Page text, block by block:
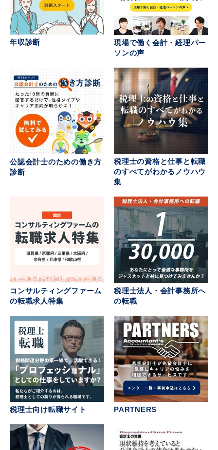
年収診断
現場で働く会計・経理パー
ソンの声
公認会計士のための働き方
診断
税理士の資格と仕事と転職
のすべてがわかるノウハウ
集
コンサルティングファーム
の転職求人特集
税理士法人・会計事務所へ
の転職
税理士向け転職サイト PARTNERS